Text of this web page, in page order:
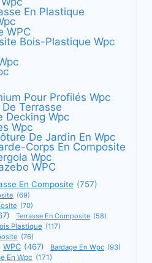
En Plastique
WPC
Bois-Plastique Wpc
Pour Profilés Wpc
Terrasse
Decking Wpc
Wpc
De Jardin En Wpc
Corps En Composite
Wpc
WPC
En Composite (757)
(69)
(70)
Terrasse En Composite (58)
Plastique (117)
(76)
WPC (467) Bardage En Wpc (93)
En Wpc (171)